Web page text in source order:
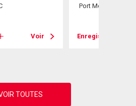
Voir
Port Moody, BC
Enregistrer